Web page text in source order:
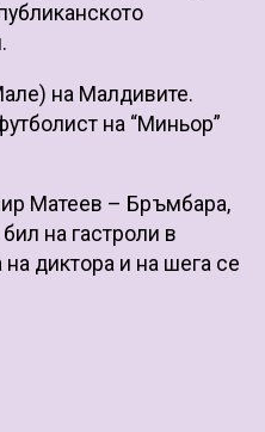
на Малдивите.
на “Миньор”
Матеев – Бръмбара,
на гастроли в
диктора и на шега се